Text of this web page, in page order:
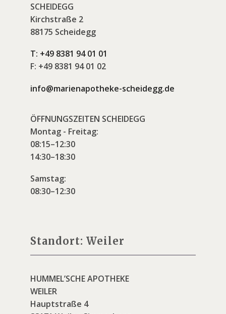
SCHEIDEGG
Kirchstraße 2
88175 Scheidegg
T: +49 8381 94 01 01
F: +49 8381 94 01 02
info@marienapotheke-scheidegg.de
ÖFFNUNGSZEITEN SCHEIDEGG
Montag - Freitag:
08:15–12:30
14:30–18:30
Samstag:
08:30–12:30
Standort: Weiler
HUMMEL’SCHE APOTHEKE
WEILER
Hauptstraße 4